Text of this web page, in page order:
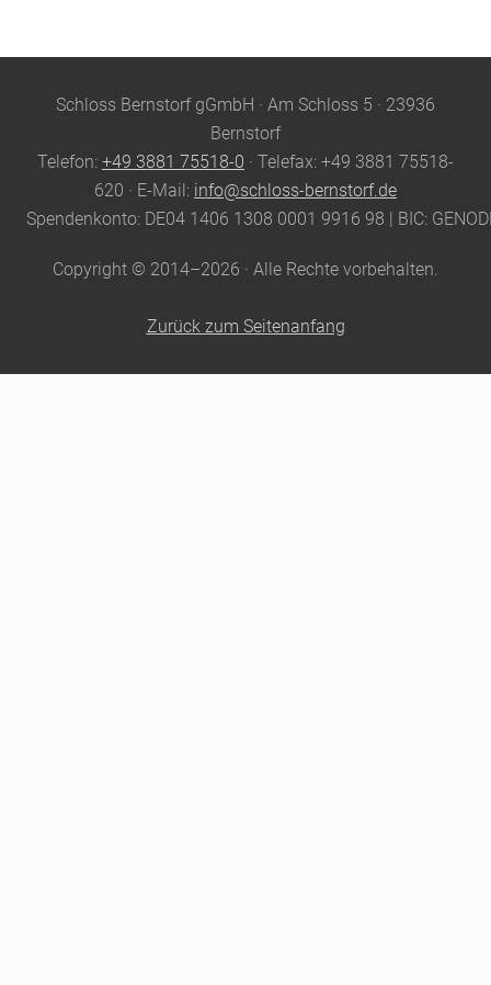
SiteSchloss Bernstorf gGmbH · Am Schloss 5 · 23936
Bernstorf
Telefon: +49 3881 75518-0 · Telefax: +49 3881 75518-
620 · E-Mail: info@schloss-bernstorf.de
Spendenkonto: DE04 1406 1308 0001 9916 98 | BIC:
Copyright © 2014–2026 · Alle Rechte vorbehalten.
Zurück zum Seitenanfang